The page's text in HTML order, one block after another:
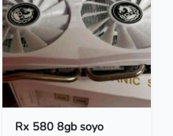
Rx 580 8gb soyo